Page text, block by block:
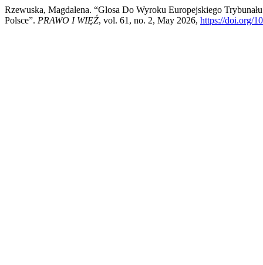
Rzewuska, Magdalena. “Glosa Do Wyroku Europejskiego
Polsce”. PRAWO I WIĘŹ, vol. 61, no. 2, May 2026, https://doi.org/